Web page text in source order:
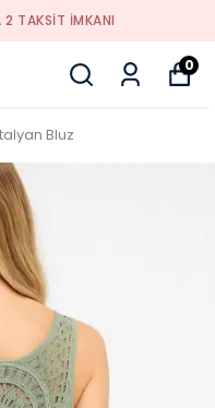
2 TAKSİT İMKANI
0
Bluz